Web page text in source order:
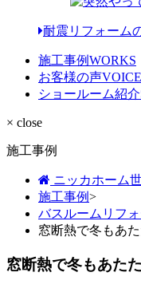
耐震リフォーム
施工事例WORKS
お客様の声VOICE
ショールーム紹介
× close
施工事例
ニッカホーム
施工事例>
バスルームリフ
窓断熱で冬もあ
窓断熱で冬もあた